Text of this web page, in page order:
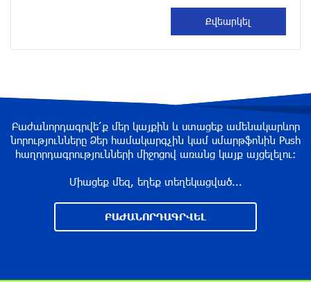
избежать энергодефицита в Армении: Алексей
около одного месяца назад
На автодороге Ереван-Севан произошел
около одного месяца назад
Оппозиция Грузии отказалась от мандатов и
Բաժանորդագրվե՛ք մեր կայքին և ստացեք ամենակարևոր
նորությունները Ձեր համակարգչին կամ սմարթֆոնին Push
հաղորդագրությունների միջոցով առանց կայք այցելելու։
Միացեք մեզ, եղեք տեղեկացված...
ԲԱԺԱՆՈՐԴԱԳՐՎԵԼ